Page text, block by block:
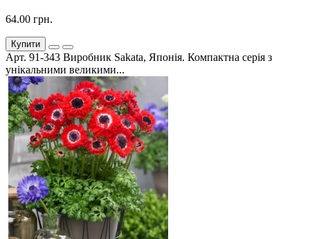
64.00 грн.
Купити
Арт. 91-343 Виробник Sakata, Японія. Компактна серія з
унікальними великими...